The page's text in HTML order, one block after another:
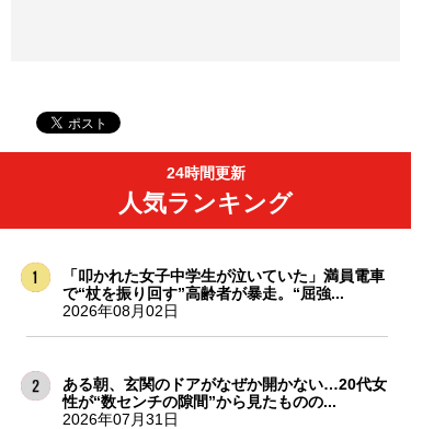
24時間更新
人気ランキング
「叩かれた女子中学生が泣いていた」満員電車
で“杖を振り回す”高齢者が暴走。“屈強...
2026年08月02日
ある朝、玄関のドアがなぜか開かない…20代女
性が“数センチの隙間”から見たものの...
2026年07月31日